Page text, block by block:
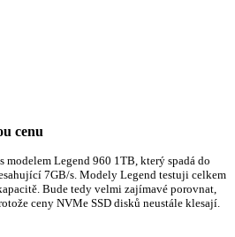
modelem Legend 960 1TB, který spadá do
7GB/s. Modely Legend testuji celkem
Bude tedy velmi zajímavé porovnat,
ceny NVMe SSD disků neustále klesají.